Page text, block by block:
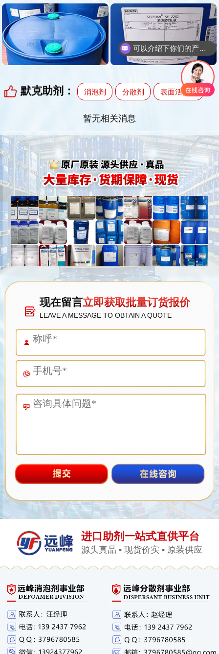
默克助剂 ： 消泡剂 分散剂 表面活性剂
暂无相关消息
现在留言立即获取批量订货报价
LEAVE A MESSAGE TO OBTAIN A QUOTE
进口助剂一站式直供平台
源头真品 • 现货价实 • 原装供应
可以介绍下你们的产品么